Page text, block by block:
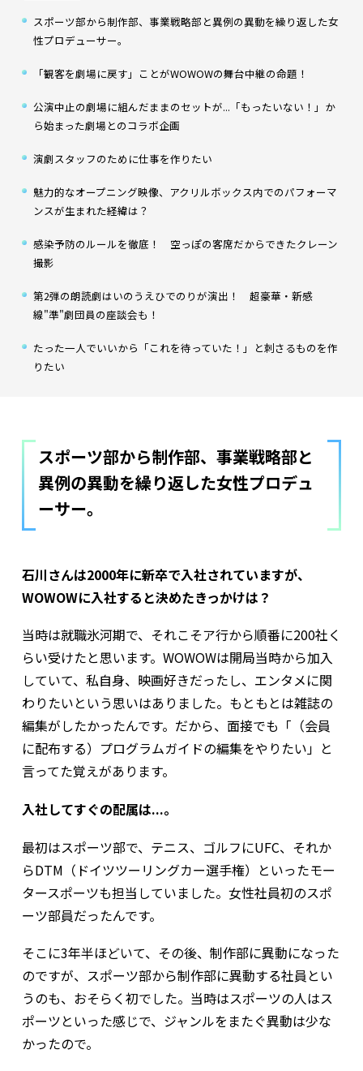
スポーツ部から制作部、事業戦略部と異例の異動を繰り返した女
性プロデューサー。
「観客を劇場に戻す」ことがWOWOWの舞台中継の命題！
公演中止の劇場に組んだままのセットが...「もったいない！」か
ら始まった劇場とのコラボ企画
演劇スタッフのために仕事を作りたい
魅力的なオープニング映像、アクリルボックス内でのパフォーマ
ンスが生まれた経緯は？
感染予防のルールを徹底！ 空っぽの客席だからできたクレーン
撮影
第2弾の朗読劇はいのうえひでのりが演出！ 超豪華・新感
線"準"劇団員の座談会も！
たった一人でいいから「これを待っていた！」と刺さるものを作
りたい
スポーツ部から制作部、事業戦略部と
異例の異動を繰り返した女性プロデュ
ーサー。
――石川さんは2000年に新卒で入社されていますが、
WOWOWに入社すると決めたきっかけは？
当時は就職氷河期で、それこそア行から順番に200社く
らい受けたと思います。WOWOWは開局当時から加入
していて、私自身、映画好きだったし、エンタメに関
わりたいという思いはありました。もともとは雑誌の
編集がしたかったんです。だから、面接でも「（会員
に配布する）プログラムガイドの編集をやりたい」と
言ってた覚えがあります。
――入社してすぐの配属は...。
最初はスポーツ部で、テニス、ゴルフにUFC、それか
らDTM（ドイツツーリングカー選手権）といったモー
タースポーツも担当していました。女性社員初のスポ
ーツ部員だったんです。
そこに3年半ほどいて、その後、制作部に異動になった
のですが、スポーツ部から制作部に異動する社員とい
うのも、おそらく初でした。当時はスポーツの人はス
ポーツといった感じで、ジャンルをまたぐ異動は少な
かったので。